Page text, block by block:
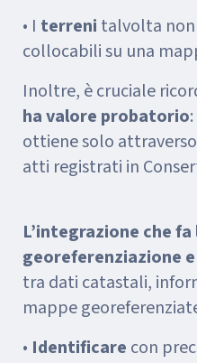
• I terreni talvolta
collocabili su una
Inoltre, è cruciale
ha valore probatorio
ottiene solo
atti registrati in
L’integrazione che
georeferenziazione
tra dati catastali,
mappe
• Identificare con